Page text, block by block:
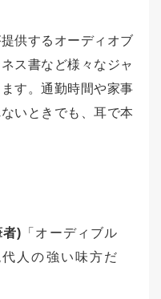
供するオーディオブ
ス書など様々なジャ
す。通勤時間や家事
いときでも、耳で本
者) 「オーディブル
人の強い味方だ